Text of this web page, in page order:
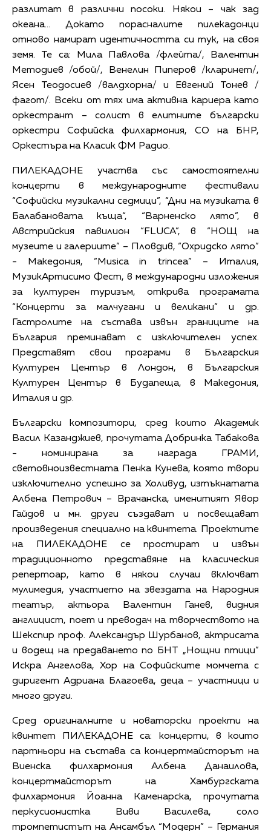
разлитат в различни посоки. Някои – чак зад
океана… Докато порасналите пилекадонци
отново намират идентичността си тук, на своя
земя. Те са: Мила Павлова /флейта/, Валентин
Методиев /обой/, Венелин Пиперов /кларинет/,
Ясен Теодосиев /валдхорна/ и Евгений Тонев /
фагот/. Всеки от тях има активна кариера като
оркестрант – солист в елитните български
оркестри Софийска филхармония, СО на БНР,
Оркестъра на Класик ФМ Радио.
ПИЛЕКАДОНЕ участва със самостоятелни
концерти в международните фестивали
“Софийски музикални седмици”, “Дни на музиката в
Балабановата къща“, “Варненско лято”, в
Австрийския павилион “FLUCA”, в “НОЩ на
музеите и галериите” – Пловдив, “Охридско лято”
- Македония, “Musica in trincea” – Италия,
МузикАртисимо Фест, в международни изложения
за културен туризъм, открива програмата
“Концерти за малчугани и великани” и др.
Гастролите на състава извън границите на
България преминават с изключителен успех.
Представят свои програми в Българския
Културен Център в Лондон, в Българския
Културен Център в Будапеща, в Македония,
Италия и др.
Български композитори, сред които Академик
Васил Казанджиев, прочутата Добринка Табакова
- номинирана за награда ГРАМИ,
световноизвестната Пенка Кунева, която твори
изключително успешно за Холивуд, изтъкнатата
Албена Петрович – Врачанска, именитият Явор
Гайдов и мн. други създават и посвещават
произведения специално на квинтета. Проектите
на ПИЛЕКАДОНЕ се простират и извън
традиционното представяне на класическия
репертоар, като в някои случаи включват
мулимедия, участието на звездата на Народния
театър, актьора Валентин Ганев, видния
англицист, поет и преводач на творчеството на
Шекспир проф. Александър Шурбанов, актрисата
и водещ на предаването по БНТ „Нощни птици”
Искра Ангелова, Хор на Софийските момчета с
диригент Адриана Благоева, деца – участници и
много други.
Сред оригиналните и новаторски проекти на
квинтет ПИЛЕКАДОНЕ са: концерти, в които
партньори на състава са концертмайсторът на
Виенска филхармония Албена Данаилова,
концертмайсторът на Хамбургската
филхармония Йоанна Каменарска, прочутата
перкусионистка Виви Василева, соло
тромпетистът на Ансамбъл “Модерн” – Германия